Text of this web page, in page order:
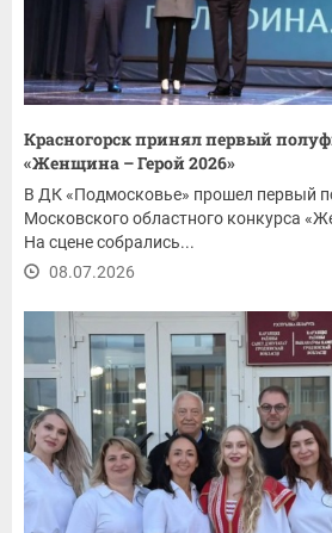
Красногорск принял первый
«Женщина – Герой 2026»
В ДК «Подмосковье» прошел первый
Московского областного конкурса
На сцене собрались...
08.07.2026